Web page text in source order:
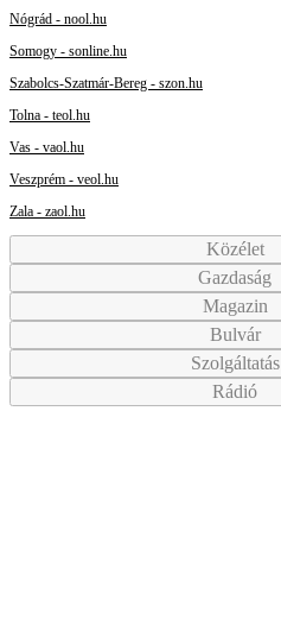
Nógrád - nool.hu
Somogy - sonline.hu
Szabolcs-Szatmár-Bereg - szon.hu
Tolna - teol.hu
Vas - vaol.hu
Veszprém - veol.hu
Zala - zaol.hu
Közélet
Gazdaság
Magazin
Bulvár
Szolgáltatás
Rádió